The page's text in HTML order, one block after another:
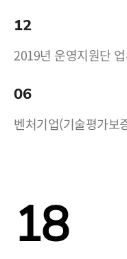
12
2019년 운영지원단
06
벤처기업(기술평가보
18